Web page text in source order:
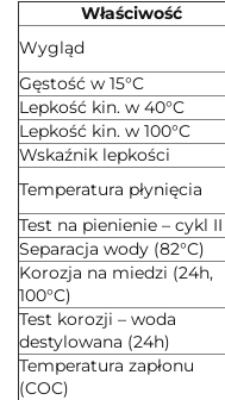
Właściwość
Wygląd
Gęstość w 15°C
Lepkość kin. w 40°C
Lepkość kin. w 100°C
Wskaźnik lepkości
Temperatura płynięcia
Test na pienienie – cykl II
Separacja wody (82°C)
Korozja na miedzi (24h,
100°C)
Test korozji – woda
destylowana (24h)
Temperatura zapłonu
(COC)